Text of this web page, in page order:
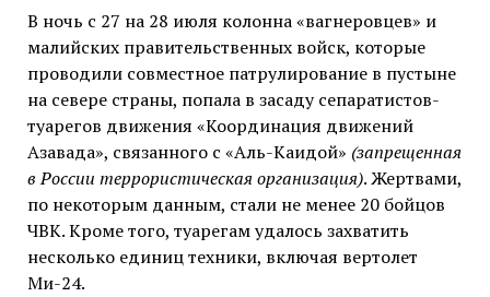
В ночь с 27 на 28 июля колонна «вагнеровцев» и
малийских правительственных войск, которые
проводили совместное патрулирование в пустыне
на севере страны, попала в засаду сепаратистов-
туарегов движения «Координация движений
Азавада», связанного с «Аль-Каидой» (запрещенная
в России террористическая организация). Жертвами,
по некоторым данным, стали не менее 20 бойцов
ЧВК. Кроме того, туарегам удалось захватить
несколько единиц техники, включая вертолет
Ми-24.